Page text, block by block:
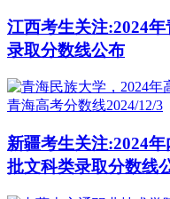
江西考生关注:2024
录取分数线公布
青海高考分数线2024/12/3
新疆考生关注:2024
批文科类录取分数线